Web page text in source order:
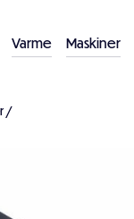
Varme Maskiner
/